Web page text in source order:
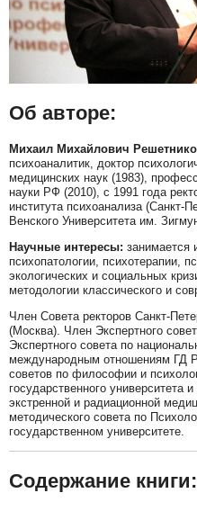
Об авторе:
Михаил Михайлович
психоаналитик, доктор
медицинских наук (1983),
науки РФ (2010), с 1991 года
института психоанализа (Санкт-
Венского Университета им.
Научные интересы: занимается
психопатологии, психотерапии,
экологических и социальных
методологии классического и
Член Совета ректоров Санкт-
(Москва). Член Экспертного
Экспертного совета по
международным отношениям ГД
советов по философии и
государственного университета
экстренной и радиационной
методического совета по
государственном университете.
Содержание книги: